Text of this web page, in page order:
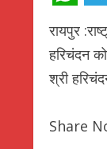
रायपुर
हरिचंदन
श्री
Share